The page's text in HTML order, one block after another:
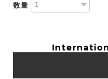
数量